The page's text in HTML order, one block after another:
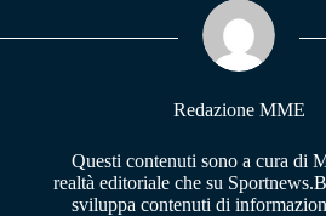
pp m
Redazione MME
Questi contenuti sono a cura di
realtà editoriale che su
sviluppa contenuti di